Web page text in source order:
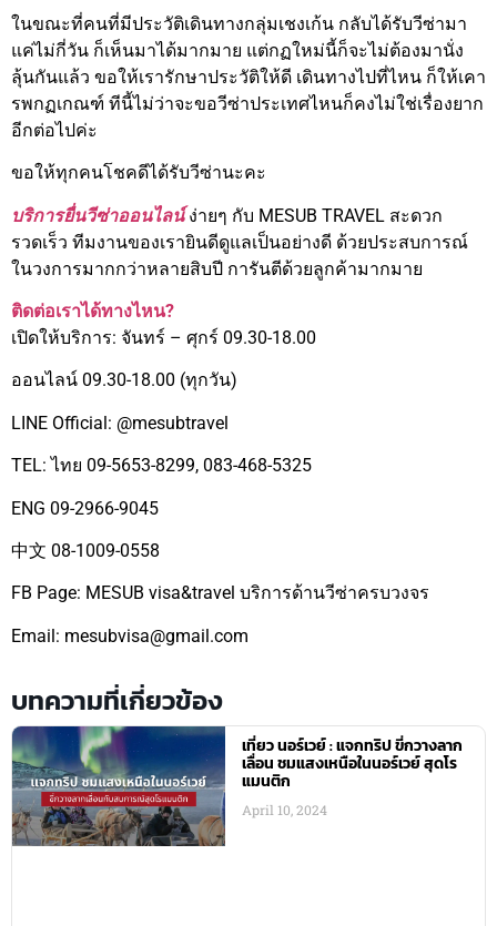
ในขณะที่คนที่มีประวัติเดินทางกลุ่มเชงเก้น กลับได้รับวีซ่ามา
แค่ไม่กี่วัน ก็เห็นมาได้มากมาย แต่กฏใหม่นี้ก็จะไม่ต้องมานั่ง
ลุ้นกันแล้ว ขอให้เรารักษาประวัติให้ดี เดินทางไปที่ไหน ก็ให้เคา
รพกฏเกณฑ์ ทีนี้ไม่ว่าจะขอวีซ่าประเทศไหนก็คงไม่ใช่เรื่องยาก
อีกต่อไปค่ะ
ขอให้ทุกคนโชคดีได้รับวีซ่านะคะ
บริการยื่นวีซ่าออนไลน์ง่ายๆ กับ MESUB TRAVEL สะดวก
รวดเร็ว ทีมงานของเรายินดีดูแลเป็นอย่างดี ด้วยประสบการณ์
ในวงการมากกว่าหลายสิบปี การันตีด้วยลูกค้ามากมาย
ติดต่อเราได้ทางไหน?
เปิดให้บริการ: จันทร์ – ศุกร์ 09.30-18.00
ออนไลน์ 09.30-18.00 (ทุกวัน)
LINE Official: @mesubtravel
TEL: ไทย 09-5653-8299, 083-468-5325
ENG 09-2966-9045
中文 08-1009-0558
FB Page: MESUB visa&travel บริการด้านวีซ่าครบวงจร
Email: mesubvisa@gmail.com
บทความที่เกี่ยวข้อง
เที่ยว นอร์เวย์ : แจกทริป ขี่กวางลาก
เลื่อน ชมแสงเหนือในนอร์เวย์ สุดโร
แมนติก
April 10, 2024